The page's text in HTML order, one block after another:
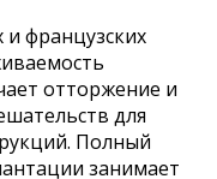
французских
отторжение и
для
Полный
занимает